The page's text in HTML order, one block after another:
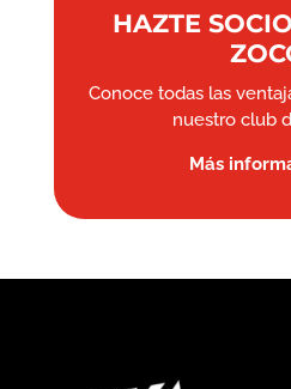
HAZTE
Conoce todas las
nuestro club
Más